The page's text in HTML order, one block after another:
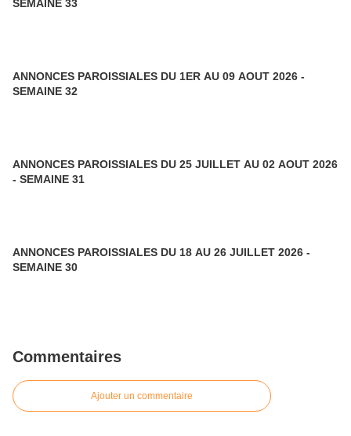
SEMAINE 33
ANNONCES PAROISSIALES DU 1ER AU 09 AOUT 2026 -
SEMAINE 32
ANNONCES PAROISSIALES DU 25 JUILLET AU 02 AOUT 2026
- SEMAINE 31
ANNONCES PAROISSIALES DU 18 AU 26 JUILLET 2026 -
SEMAINE 30
Commentaires
Ajouter un commentaire